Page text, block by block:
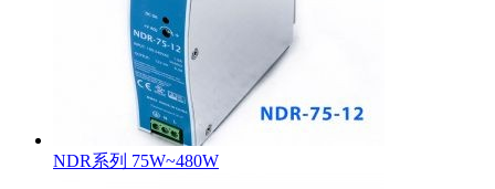
NDR系列 75W~480W